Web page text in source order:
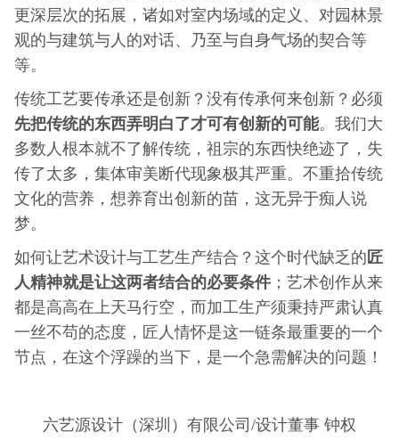
更深层次的拓展，诸如对室内场域的定义、对园林景
观的与建筑与人的对话、乃至与自身气场的契合等
等。
传统工艺要传承还是创新？没有传承何来创新？必须
先把传统的东西弄明白了才可有创新的可能。我们大
多数人根本就不了解传统，祖宗的东西快绝迹了，失
传了太多，集体审美断代现象极其严重。不重拾传统
文化的营养，想养育出创新的苗，这无异于痴人说
梦。
如何让艺术设计与工艺生产结合？这个时代缺乏的 匠
人精神就是让这两者结合的必要条件；艺术创作从来
都是高高在上天马行空，而加工生产须秉持严肃认真
一丝不苟的态度，匠人情怀是这一链条最重要的一个
节点，在这个浮躁的当下，是一个急需解决的问题！
六艺源设计（深圳）有限公司/设计董事 钟权